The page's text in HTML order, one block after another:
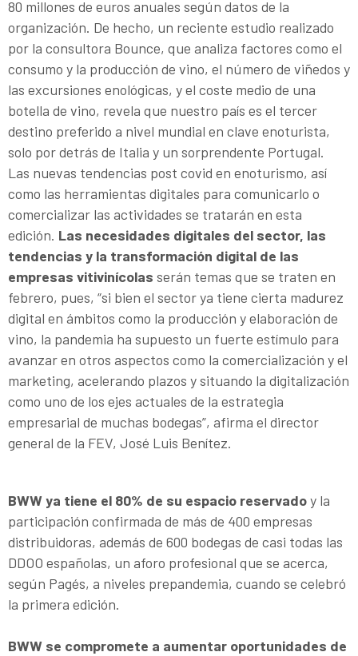
80 millones de euros anuales según datos de la
organización. De hecho, un reciente estudio realizado
por la consultora Bounce, que analiza factores como el
consumo y la producción de vino, el número de viñedos y
las excursiones enológicas, y el coste medio de una
botella de vino, revela que nuestro país es el tercer
destino preferido a nivel mundial en clave enoturista,
solo por detrás de Italia y un sorprendente Portugal.
Las nuevas tendencias post covid en enoturismo, así
como las herramientas digitales para comunicarlo o
comercializar las actividades se tratarán en esta
edición. Las necesidades digitales del sector, las
tendencias y la transformación digital de las
empresas vitivinícolas serán temas que se traten en
febrero, pues, “si bien el sector ya tiene cierta madurez
digital en ámbitos como la producción y elaboración de
vino, la pandemia ha supuesto un fuerte estímulo para
avanzar en otros aspectos como la comercialización y el
marketing, acelerando plazos y situando la digitalización
como uno de los ejes actuales de la estrategia
empresarial de muchas bodegas”, afirma el director
general de la FEV, José Luis Benítez.
BWW ya tiene el 80% de su espacio reservadoy la
participación confirmada de más de 400 empresas
distribuidoras, además de 600 bodegas de casi todas las
DDOO españolas, un aforo profesional que se acerca,
según Pagés, a niveles prepandemia, cuando se celebró
la primera edición.
BWW se compromete a aumentar oportunidades de